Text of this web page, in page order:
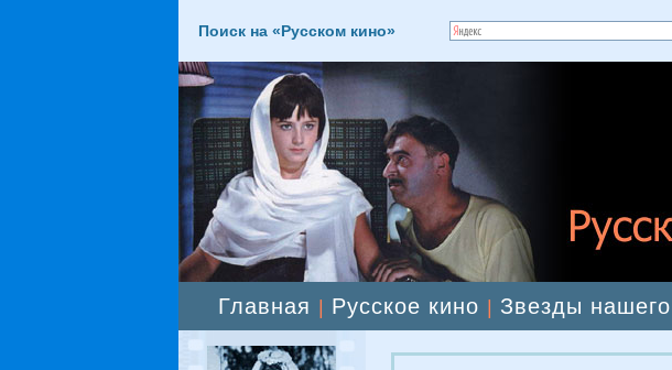
Поиск на «Русском кино»
Главная Русское кино Звезды